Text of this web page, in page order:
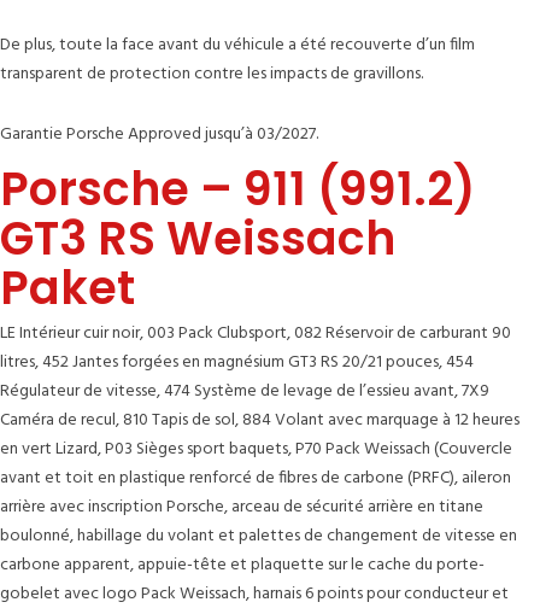
De plus, toute la face avant du véhicule a été recouverte d’un film
transparent de protection contre les impacts de gravillons.
Garantie Porsche Approved jusqu’à 03/2027.
Porsche – 911 (991.2)
GT3 RS Weissach
Paket
LE Intérieur cuir noir, 003 Pack Clubsport, 082 Réservoir de carburant 90
litres, 452 Jantes forgées en magnésium GT3 RS 20/21 pouces, 454
Régulateur de vitesse, 474 Système de levage de l’essieu avant, 7X9
Caméra de recul, 810 Tapis de sol, 884 Volant avec marquage à 12 heures
en vert Lizard, P03 Sièges sport baquets, P70 Pack Weissach (Couvercle
avant et toit en plastique renforcé de fibres de carbone (PRFC), aileron
arrière avec inscription Porsche, arceau de sécurité arrière en titane
boulonné, habillage du volant et palettes de changement de vitesse en
carbone apparent, appuie-tête et plaquette sur le cache du porte-
gobelet avec logo Pack Weissach, harnais 6 points pour conducteur et